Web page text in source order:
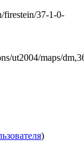
firestein/37-1-0-
ut2004/maps/
)